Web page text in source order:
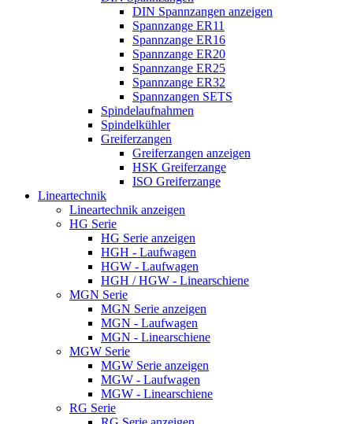
DIN Spannzangen anzeigen
Spannzange ER11
Spannzange ER16
Spannzange ER20
Spannzange ER25
Spannzange ER32
Spannzangen SETS
Spindelaufnahmen
Spindelkühler
Greiferzangen
Greiferzangen anzeigen
HSK Greiferzange
ISO Greiferzange
Lineartechnik
Lineartechnik anzeigen
HG Serie
HG Serie anzeigen
HGH - Laufwagen
HGW - Laufwagen
HGH / HGW - Linearschiene
MGN Serie
MGN Serie anzeigen
MGN - Laufwagen
MGN - Linearschiene
MGW Serie
MGW Serie anzeigen
MGW - Laufwagen
MGW - Linearschiene
RG Serie